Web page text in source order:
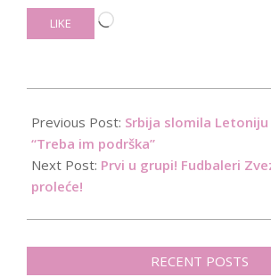
LIKE
Loading…
12-
09
Previous Post: Srbija slomila
“Treba im podrška”
Next Post: Prvi u grupi! Fudbaleri
proleće!
RECENT POSTS